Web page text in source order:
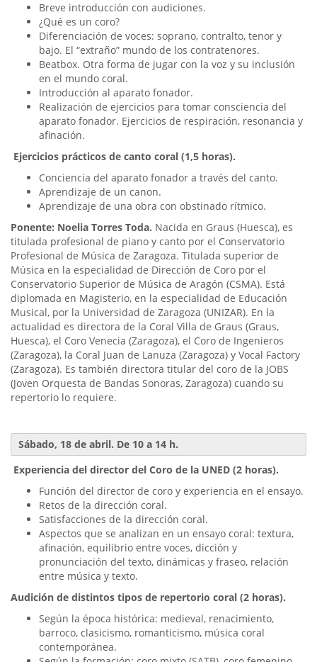
Breve introducción con audiciones.
¿Qué es un coro?
Diferenciación de voces: soprano, contralto, tenor y
bajo. El “extraño” mundo de los contratenores.
Beatbox. Otra forma de jugar con la voz y su inclusión
en el mundo coral.
Introducción al aparato fonador.
Realización de ejercicios para tomar consciencia del
aparato fonador. Ejercicios de respiración, resonancia y
afinación.
Ejercicios prácticos de canto coral (1,5 horas).
Conciencia del aparato fonador a través del canto.
Aprendizaje de un canon.
Aprendizaje de una obra con obstinado rítmico.
Ponente: Noelia Torres Toda. Nacida en Graus (Huesca), es
titulada profesional de piano y canto por el Conservatorio
Profesional de Música de Zaragoza. Titulada superior de
Música en la especialidad de Dirección de Coro por el
Conservatorio Superior de Música de Aragón (CSMA). Está
diplomada en Magisterio, en la especialidad de Educación
Musical, por la Universidad de Zaragoza (UNIZAR). En la
actualidad es directora de la Coral Villa de Graus (Graus,
Huesca), el Coro Venecia (Zaragoza), el Coro de Ingenieros
(Zaragoza), la Coral Juan de Lanuza (Zaragoza) y Vocal Factory
(Zaragoza). Es también directora titular del coro de la JOBS
(Joven Orquesta de Bandas Sonoras, Zaragoza) cuando su
repertorio lo requiere.
Sábado, 18 de abril. De 10 a 14 h.
Experiencia del director del Coro de la UNED (2 horas).
Función del director de coro y experiencia en el ensayo.
Retos de la dirección coral.
Satisfacciones de la dirección coral.
Aspectos que se analizan en un ensayo coral: textura,
afinación, equilibrio entre voces, dicción y
pronunciación del texto, dinámicas y fraseo, relación
entre música y texto.
​Audición de distintos tipos de repertorio coral (2 horas).
Según la época histórica: medieval, renacimiento,
barroco, clasicismo, romanticismo, música coral
contemporánea.